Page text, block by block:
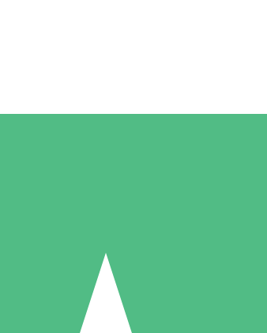
5 Descargas
15